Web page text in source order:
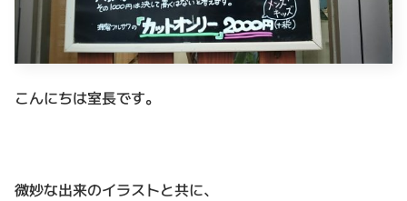
こんにちは室長です。
微妙な出来のイラストと共に、